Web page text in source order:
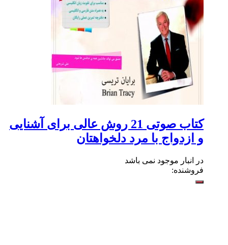
کتاب صوتی 21 روش عالی برای آشنایی
و ازدواج با مرد دلخواهتان
در انبار موجود نمی باشد
فروشنده: